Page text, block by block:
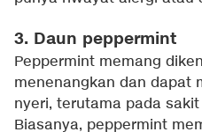
3. Daun peppermint
Peppermint memang
menenangkan dan dapat
nyeri, terutama pada sakit
Biasanya, peppermint